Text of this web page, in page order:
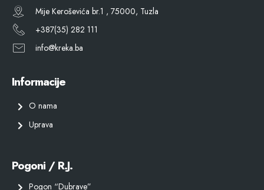
Mije Keroševića br.1 , 75000, Tuzla
+387(35) 282 111
info@kreka.ba
Informacije
O nama
Uprava
Pogoni / R.J.
Pogon “Dubrave”